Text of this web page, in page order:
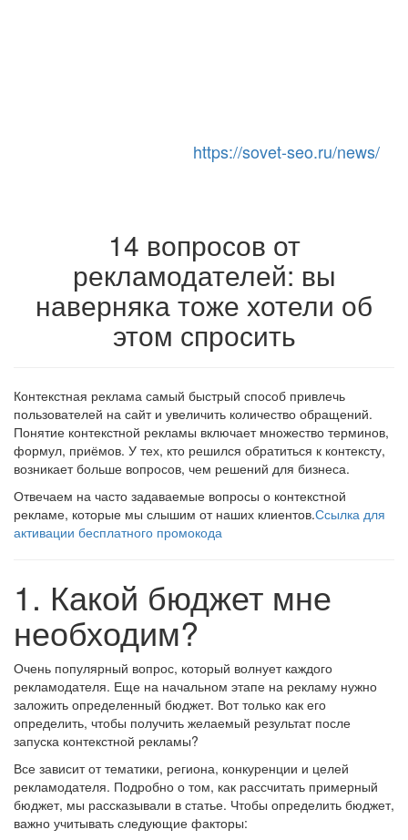
https://sovet-seo.ru/news/
Toggle Navigation
14 вопросов от
рекламодателей: вы
наверняка тоже хотели об
этом спросить
Контекстная реклама самый быстрый способ привлечь
пользователей на сайт и увеличить количество обращений.
Понятие контекстной рекламы включает множество терминов,
формул, приёмов. У тех, кто решился обратиться к контексту,
возникает больше вопросов, чем решений для бизнеса.
Отвечаем на часто задаваемые вопросы о контекстной
рекламе, которые мы слышим от наших клиентов.Ссылка для
активации бесплатного промокода
1. Какой бюджет мне
необходим?
Очень популярный вопрос, который волнует каждого
рекламодателя. Еще на начальном этапе на рекламу нужно
заложить определенный бюджет. Вот только как его
определить, чтобы получить желаемый результат после
запуска контекстной рекламы?
Все зависит от тематики, региона, конкуренции и целей
рекламодателя. Подробно о том, как рассчитать примерный
бюджет, мы рассказывали в статье. Чтобы определить бюджет,
важно учитывать следующие факторы: